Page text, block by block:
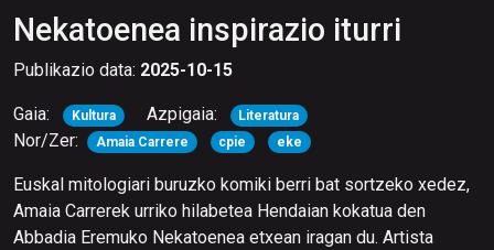
Nekatoenea inspirazio iturri
Publikazio data: 2025-10-15
Gaia: Kultura Azpigaia: Literatura
Nor/Zer: Amaia Carrere cpie eke
Euskal mitologiari buruzko komiki berri bat sortzeko xedez,
Amaia Carrerek urriko hilabetea Hendaian kokatua den
Abbadia Eremuko Nekatoenea etxean iragan du. Artista